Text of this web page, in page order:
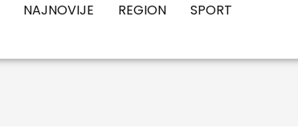
NAJNOVIJE REGION SPORT